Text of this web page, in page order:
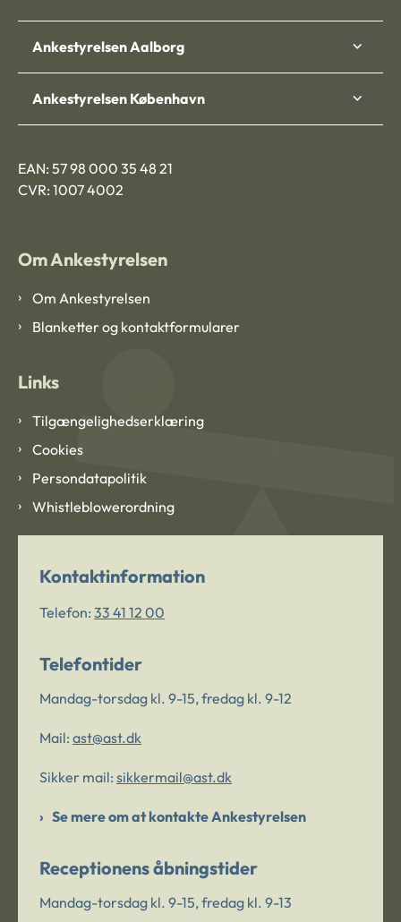
Ankestyrelsen Aalborg
Ankestyrelsen København
EAN: 57 98 000 35 48 21
CVR: 1007 4002
Om Ankestyrelsen
Om Ankestyrelsen
Blanketter og kontaktformularer
Links
Tilgængelighedserklæring
Cookies
Persondatapolitik
Whistleblowerordning
Kontaktinformation
Telefon: 33 41 12 00
Telefontider
Mandag-torsdag kl. 9-15, fredag kl. 9-12
Mail: ast@ast.dk
Sikker mail: sikkermail@ast.dk
Se mere om at kontakte Ankestyrelsen
Receptionens åbningstider
Mandag-torsdag kl. 9-15, fredag kl. 9-13